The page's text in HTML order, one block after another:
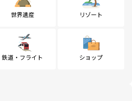
世界遺産 リゾート
鉄道・フライト ショップ